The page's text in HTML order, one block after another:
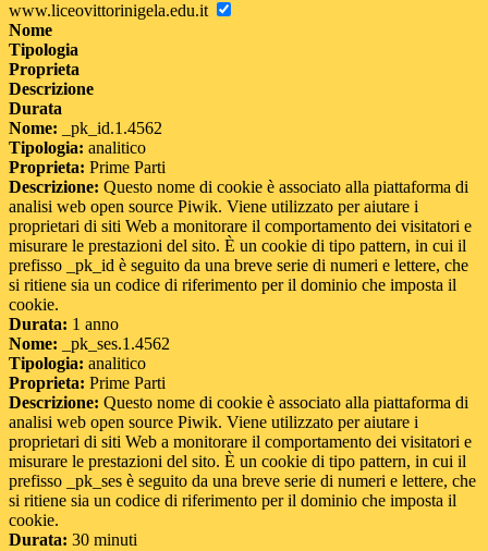
www.liceovittorinigela.edu.it
Nome
Tipologia
Proprieta
Descrizione
Durata
Nome: _pk_id.1.4562
Tipologia: analitico
Proprieta: Prime Parti
Descrizione: Questo nome di cookie è associato alla piattaforma di
analisi web open source Piwik. Viene utilizzato per aiutare i
proprietari di siti Web a monitorare il comportamento dei visitatori e
misurare le prestazioni del sito. È un cookie di tipo pattern, in cui il
prefisso _pk_id è seguito da una breve serie di numeri e lettere, che
si ritiene sia un codice di riferimento per il dominio che imposta il
cookie.
Durata: 1 anno
Nome: _pk_ses.1.4562
Tipologia: analitico
Proprieta: Prime Parti
Descrizione: Questo nome di cookie è associato alla piattaforma di
analisi web open source Piwik. Viene utilizzato per aiutare i
proprietari di siti Web a monitorare il comportamento dei visitatori e
misurare le prestazioni del sito. È un cookie di tipo pattern, in cui il
prefisso _pk_ses è seguito da una breve serie di numeri e lettere, che
si ritiene sia un codice di riferimento per il dominio che imposta il
cookie.
Durata: 30 minuti